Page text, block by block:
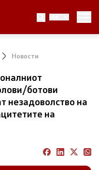
MK
координатор
Новости
ботови
незадоволство на
на